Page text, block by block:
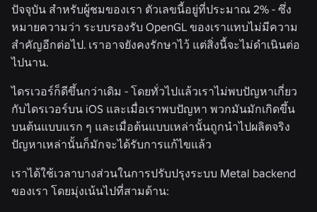
ปัจจุบัน สำหรับผู้ชมของเรา ตัวเลขนี้อยู่ที่ประมาณ 2% - ซึ่ง
หมายความว่า ระบบรองรับ OpenGL ของเราแทบไม่มีความ
สำคัญอีกต่อไป. เราอาจยังคงรักษาไว้ แต่สิ่งนี้จะไม่ดำเนินต่อ
ไปนาน.
ไดรเวอร์ก็ดีขึ้นกว่าเดิม - โดยทั่วไปแล้วเราไม่พบปัญหาเกี่ยว
กับไดรเวอร์บน iOS และเมื่อเราพบปัญหา พวกมันมักเกิดขึ้น
บนต้นแบบแรก ๆ และเมื่อต้นแบบเหล่านั้นถูกนำไปผลิตจริง
ปัญหาเหล่านั้นก็มักจะได้รับการแก้ไขแล้ว
เราได้ใช้เวลาบางส่วนในการปรับปรุงระบบ Metal backend
ของเรา โดยมุ่งเน้นไปที่สามด้าน: